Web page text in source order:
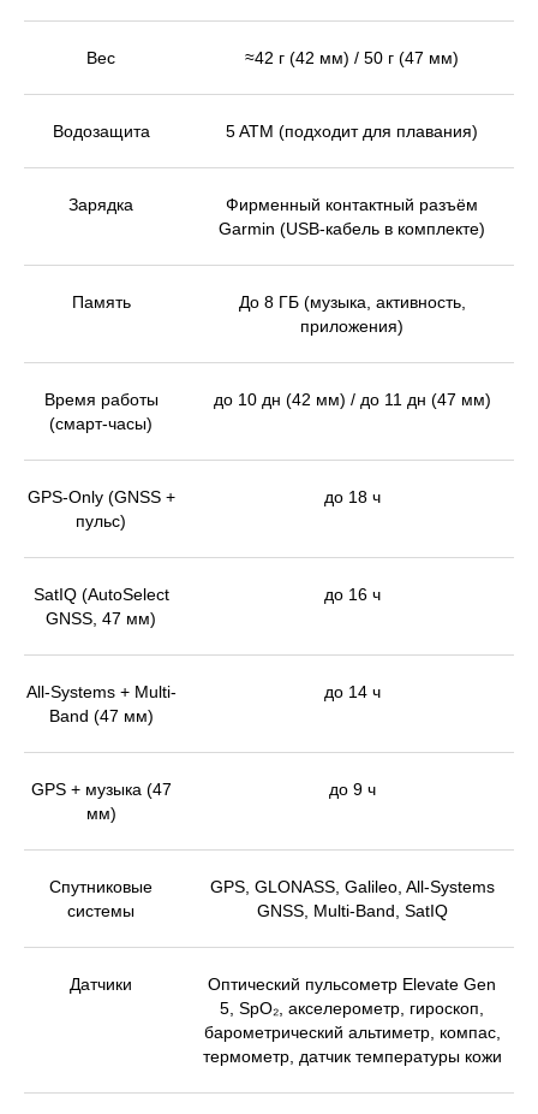
Вес ≈42 г (42 мм) / 50 г (47 мм)
Водозащита 5 ATM (подходит для плавания)
Зарядка
Фирменный контактный разъём
Garmin (USB-кабель в комплекте)
Память
До 8 ГБ (музыка, активность,
приложения)
Время работы
(смарт-часы)
до 10 дн (42 мм) / до 11 дн (47 мм)
GPS-Only (GNSS +
пульс)
до 18 ч
SatIQ (AutoSelect
GNSS, 47 мм)
до 16 ч
All-Systems + Multi-
Band (47 мм)
до 14 ч
GPS + музыка (47
мм)
до 9 ч
Спутниковые
системы
GPS, GLONASS, Galileo, All-Systems
GNSS, Multi-Band, SatIQ
Датчики
Оптический пульсометр Elevate Gen
5, SpO₂, акселерометр, гироскоп,
барометрический альтиметр, компас,
термометр, датчик температуры кожи